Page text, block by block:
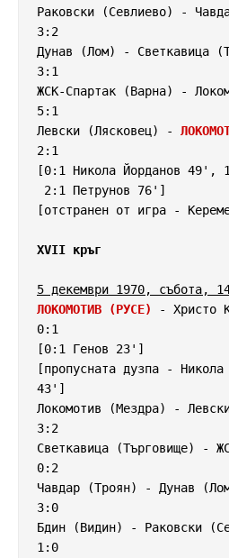
Раковски (Севлиево) -
3:2
Дунав (Лом) - Светкавица
3:1
ЖСК-Спартак (Варна) -
5:1
Левски (Лясковец) -
2:1
[0:1 Никола Йорданов 49',
[отстранен от игра -
XVII кръг
5 декември 1970, събота,
ЛОКОМОТИВ (РУСЕ)
- Христо
0:1
[0:1 Генов 23']
[пропусната дузпа -
43']
Локомотив (Мездра) -
3:2
Светкавица (Търговище) -
0:2
Чавдар (Троян) - Дунав
3:0
Бдин (Видин) - Раковски
1:0